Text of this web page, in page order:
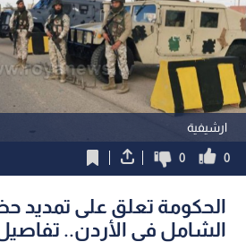
ارشيفية
0
0
الحكومة تعلق على تمديد
الشامل في الأردن..